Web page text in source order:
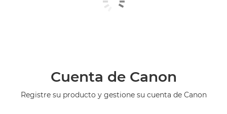
Cuenta de Canon
Registre su producto y gestione su cuenta de Canon